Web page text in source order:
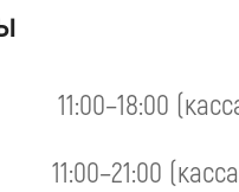
11:00–18:00
11:00–21:00